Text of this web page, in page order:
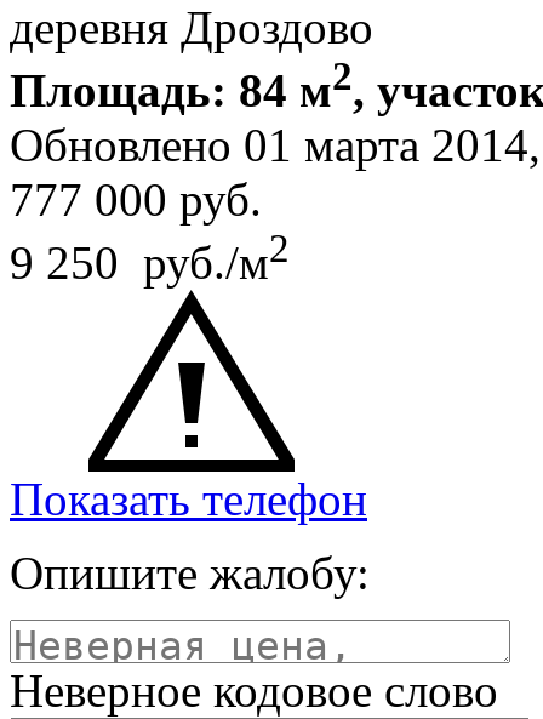
деревня Дроздово
Площадь: 84 м2,
Обновлено 01 марта
777 000 руб.
9 250 руб./м2
Показать телефон
Опишите жалобу:
Неверное кодовое слово